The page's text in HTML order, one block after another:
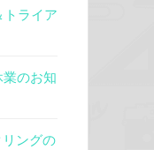
ライア
のお知
ングの